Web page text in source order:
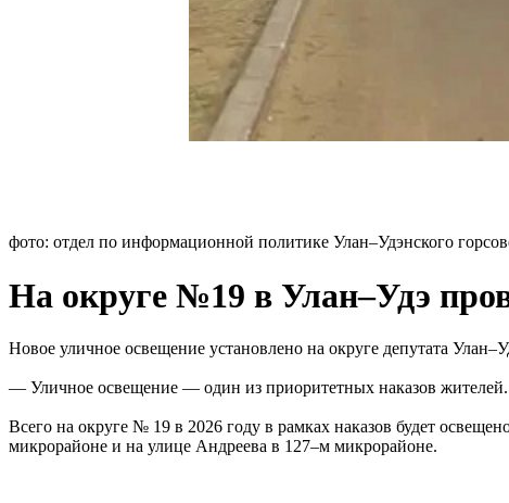
фото: отдел по информационной политике Улан–Удэнского
На округе №19 в Улан–Удэ
Новое уличное освещение установлено на округе депутата
— Уличное освещение — один из приоритетных наказов жителей.
Всего на округе № 19 в 2026 году в рамках наказов будет
микрорайоне и на улице Андреева в 127–м микрорайоне.